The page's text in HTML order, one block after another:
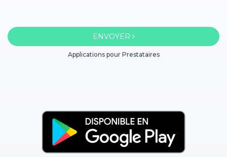
ENVOYER
Applications pour Prestataires